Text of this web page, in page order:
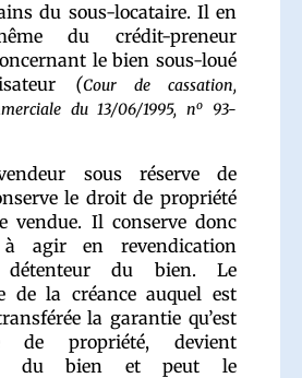
du sous-locataire. Il en
du crédit-preneur
le bien sous-loué
(Cour de cassation,
du 13/06/1995, no
93-
sous réserve de
le droit de propriété
vendue. Il conserve donc
agir en revendication
du bien. Le
de la créance auquel est
la garantie qu’est
de propriété, devient
du bien et peut le